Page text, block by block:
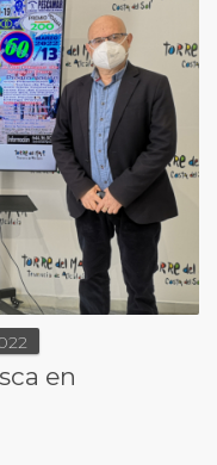
en